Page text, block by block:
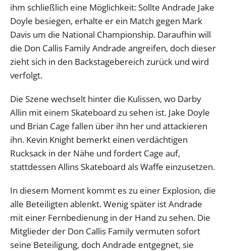
ihm schließlich eine Möglichkeit: Sollte Andrade Jake
Doyle besiegen, erhalte er ein Match gegen Mark
Davis um die National Championship. Daraufhin will
die Don Callis Family Andrade angreifen, doch dieser
zieht sich in den Backstagebereich zurück und wird
verfolgt.
Die Szene wechselt hinter die Kulissen, wo Darby
Allin mit einem Skateboard zu sehen ist. Jake Doyle
und Brian Cage fallen über ihn her und attackieren
ihn. Kevin Knight bemerkt einen verdächtigen
Rucksack in der Nähe und fordert Cage auf,
stattdessen Allins Skateboard als Waffe einzusetzen.
In diesem Moment kommt es zu einer Explosion, die
alle Beteiligten ablenkt. Wenig später ist Andrade
mit einer Fernbedienung in der Hand zu sehen. Die
Mitglieder der Don Callis Family vermuten sofort
seine Beteiligung, doch Andrade entgegnet, sie